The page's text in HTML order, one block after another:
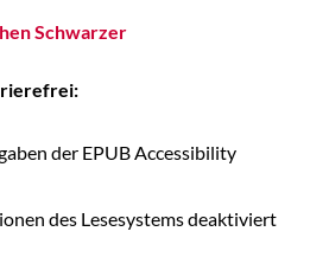
Schwarzer
der EPUB Accessibility
des Lesesystems deaktiviert